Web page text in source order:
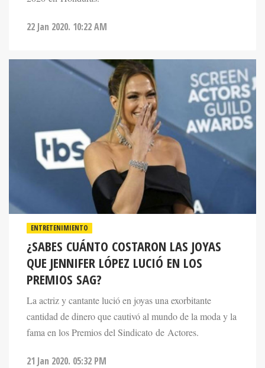
22 Jan 2020. 10:22 AM
ENTRETENIMIENTO
¿SABES CUÁNTO COSTARON LAS JOYAS
QUE JENNIFER LÓPEZ LUCIÓ EN LOS
PREMIOS SAG?
La actriz y cantante lució en joyas una exorbitante
cantidad de dinero que cautivó al mundo de la moda y la
fama en los Premios del Sindicato de Actores.
21 Jan 2020. 05:32 PM